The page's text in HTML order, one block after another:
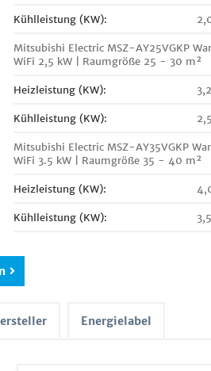
Kühlleistung (KW):
Mitsubishi Electric MSZ-AY25VGKP
WiFi 2,5 kW | Raumgröße 25 - 30 m²
Heizleistung (KW): 3,2
Kühlleistung (KW): 2,5
Mitsubishi Electric MSZ-AY35VGKP
WiFi 3.5 kW | Raumgröße 35 - 40 m²
Heizleistung (KW):
Kühlleistung (KW): 3,5
Energielabel